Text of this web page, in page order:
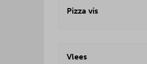
Pizza vis
Vlees